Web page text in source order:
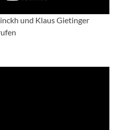
und Klaus Gietinger